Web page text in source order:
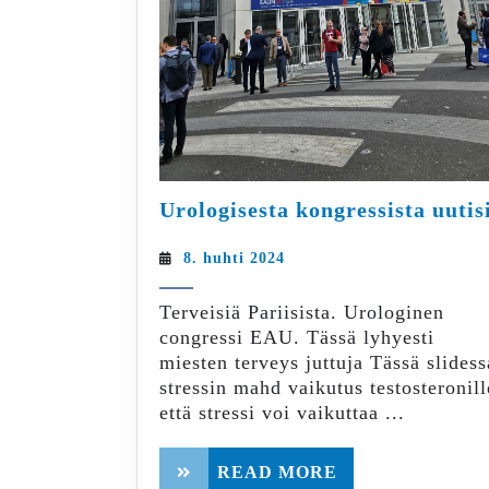
Urologisesta kongressista
8. huhti 20248.
2024
Terveisiä Pariisista. Urologinen
congressi EAU. Tässä lyhyesti
miesten terveys juttuja Tässä
stressin mahd vaikutus
että stressi voi vaikuttaa ...
READ MORE